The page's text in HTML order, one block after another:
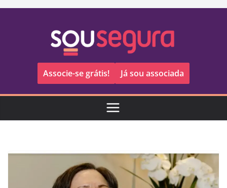
Pular
Associe-se grátis! Já sou associada